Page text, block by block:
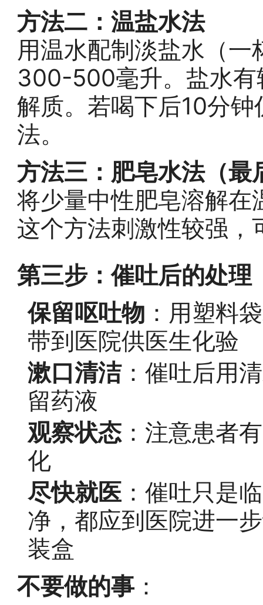
方法二：温盐水法
用温水配制淡盐水（
300-500毫升。盐水有
解质。若喝下后10分
法。
方法三：肥皂水法（最
将少量中性肥皂溶解
这个方法刺激性较强
第三步：催吐后的处理
保留呕吐物 ：用塑料
带到医院供医生化验
漱口清洁：催吐后用
留药液
观察状态 ：注意患者
化
尽快就医 ：催吐只是
净，都应到医院进一
装盒
不要做的事 ：